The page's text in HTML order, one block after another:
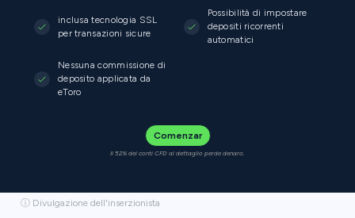
inclusa tecnologia SSL
per transazioni sicure
Possibilità di impostare
depositi ricorrenti
automatici
Nessuna commissione di
deposito applicata da
eToro
Comenzar
Il 52% dei conti CFD al dettaglio perde denaro.
ⓘ Divulgazione dell'inserzionista